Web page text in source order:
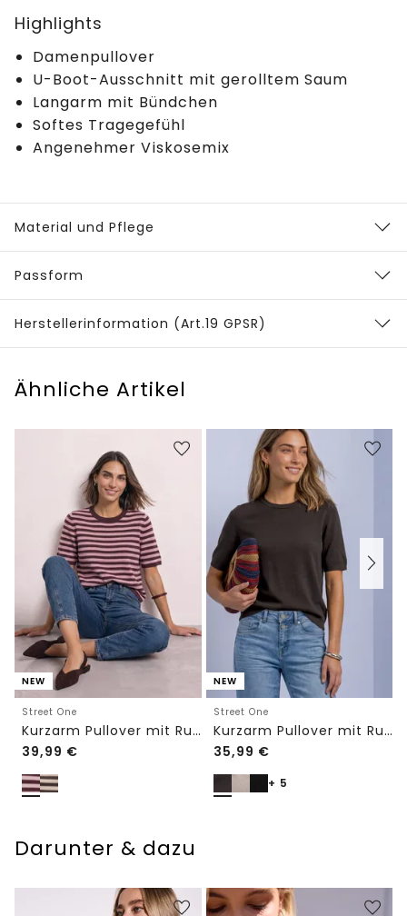
Highlights
Damenpullover
U-Boot-Ausschnitt mit gerolltem Saum
Langarm mit Bündchen
Softes Tragegefühl
Angenehmer Viskosemix
Material und Pflege
Passform
Herstellerinformation (Art.19 GPSR)
Ähnliche Artikel
NEW
Street One
Kurzarm Pullover mit Rundhals und Streifen
39,99 €
NEW
Street One
Kurzarm Pullover mit Rundhals in Unifarbe
35,99 €
+ 5
Darunter & dazu